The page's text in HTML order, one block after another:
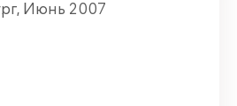
Июнь 2007